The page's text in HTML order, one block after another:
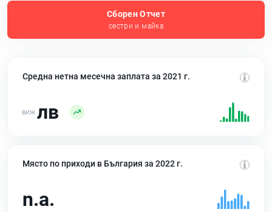
Сборен Отчет
сестри и майка
Средна нетна месечна заплата за 2021 г.
лв
Място по приходи в България за 2022 г.
n.a.